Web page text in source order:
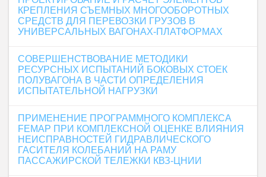
КРЕПЛЕНИЯ СЪЕМНЫХ МНОГООБОРОТНЫХ
СРЕДСТВ ДЛЯ ПЕРЕВОЗКИ ГРУЗОВ В
УНИВЕРСАЛЬНЫХ ВАГОНАХ-ПЛАТФОРМАХ
СОВЕРШЕНСТВОВАНИЕ МЕТОДИКИ
РЕСУРСНЫХ ИСПЫТАНИЙ БОКОВЫХ СТОЕК
ПОЛУВАГОНА В ЧАСТИ ОПРЕДЕЛЕНИЯ
ИСПЫТАТЕЛЬНОЙ НАГРУЗКИ
ПРИМЕНЕНИЕ ПРОГРАММНОГО КОМПЛЕКСА
FEMAP ПРИ КОМПЛЕКСНОЙ ОЦЕНКЕ ВЛИЯНИЯ
НЕИСПРАВНОСТЕЙ ГИДРАВЛИЧЕСКОГО
ГАСИТЕЛЯ КОЛЕБАНИЙ НА РАМУ
ПАССАЖИРСКОЙ ТЕЛЕЖКИ КВЗ-ЦНИИ